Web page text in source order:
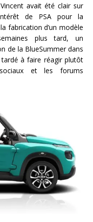
avait été clair sur
de PSA pour la
fabrication d’un modèle
plus tard, un
de la BlueSummer dans
tardé à faire réagir plutôt
et les forums